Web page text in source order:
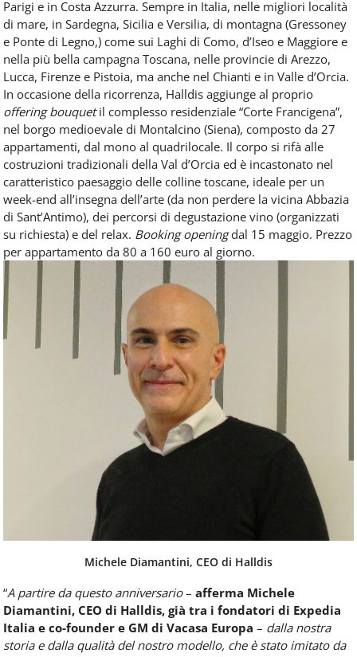
Parigi e in Costa Azzurra. Sempre in Italia, nelle migliori località
di mare, in Sardegna, Sicilia e Versilia, di montagna (Gressoney
e Ponte di Legno,) come sui Laghi di Como, d’Iseo e Maggiore e
nella più bella campagna Toscana, nelle provincie di Arezzo,
Lucca, Firenze e Pistoia, ma anche nel Chianti e in Valle d’Orcia.
In occasione della ricorrenza, Halldis aggiunge al proprio
offering bouquetil complesso residenziale “Corte Francigena”,
nel borgo medioevale di Montalcino (Siena), composto da 27
appartamenti, dal mono al quadrilocale. Il corpo si rifà alle
costruzioni tradizionali della Val d’Orcia ed è incastonato nel
caratteristico paesaggio delle colline toscane, ideale per un
week-end all’insegna dell’arte (da non perdere la vicina Abbazia
di Sant’Antimo), dei percorsi di degustazione vino (organizzati
su richiesta) e del relax. Booking openingdal 15 maggio. Prezzo
per appartamento da 80 a 160 euro al giorno.
Michele Diamantini, CEO di Halldis
“A partire da questo anniversario– afferma Michele
Diamantini, CEO di Halldis, già tra i fondatori di Expedia
Italia e co-founder e GM di Vacasa Europa – dalla nostra
storia e dalla qualità del nostro modello, che è stato imitato da